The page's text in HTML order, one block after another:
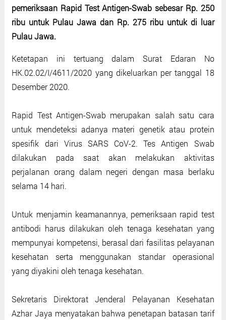
pemeriksaan Rapid Test Antigen-Swab sebesar Rp. 250
ribu untuk Pulau Jawa dan Rp. 275 ribu untuk di luar
Pulau Jawa.
Ketetapan ini tertuang dalam Surat Edaran No
HK.02.02/I/4611/2020 yang dikeluarkan per tanggal 18
Desember 2020.
Rapid Test Antigen-Swab merupakan salah satu cara
untuk mendeteksi adanya materi genetik atau protein
spesifik dari Virus SARS CoV-2. Tes Antigen Swab
dilakukan pada saat akan melakukan aktivitas
perjalanan orang dalam negeri dengan masa berlaku
selama 14 hari.
Untuk menjamin keamanannya, pemeriksaan rapid test
antibodi harus dilakukan oleh tenaga kesehatan yang
mempunyai kompetensi, berasal dari fasilitas pelayanan
kesehatan serta menggunakan standar operasional
yang diyakini oleh tenaga kesehatan.
Sekretaris Direktorat Jenderal Pelayanan Kesehatan
Azhar Jaya menyatakan bahwa penetapan batasan tarif